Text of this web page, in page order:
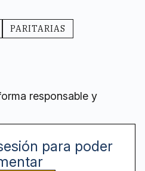
PARITARIAS
responsable y
para poder